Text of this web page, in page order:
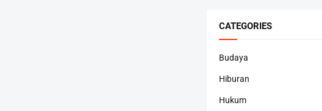
CATEGORIES
Budaya
Hiburan
Hukum